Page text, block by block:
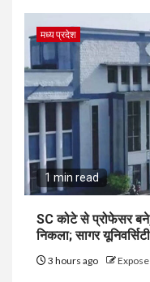
मध्य प्रदेश
1 min read
SC कोटे से प्रोफेसर बने,
निकला; सागर
3 hours ago